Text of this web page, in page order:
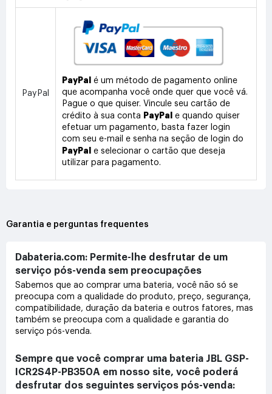
PayPal
PayPal
é um método de pagamento online
que acompanha você onde quer que você vá.
Pague o que quiser. Vincule seu cartão de
crédito à sua conta PayPal
e quando quiser
efetuar um pagamento, basta fazer login
com seu e-mail e senha na seção de login do
PayPal
e selecionar o cartão que deseja
utilizar para pagamento.
Garantia e perguntas frequentes
Dabateria.com: Permite-lhe desfrutar de um
serviço pós-venda sem preocupações
Sabemos que ao comprar uma bateria, você não só se
preocupa com a qualidade do produto, preço, segurança,
compatibilidade, duração da bateria e outros fatores, mas
também se preocupa com a qualidade e garantia do
serviço pós-venda.
Sempre que você comprar uma bateria JBL GSP-
ICR2S4P-PB350A em nosso site, você poderá
desfrutar dos seguintes serviços pós-venda: